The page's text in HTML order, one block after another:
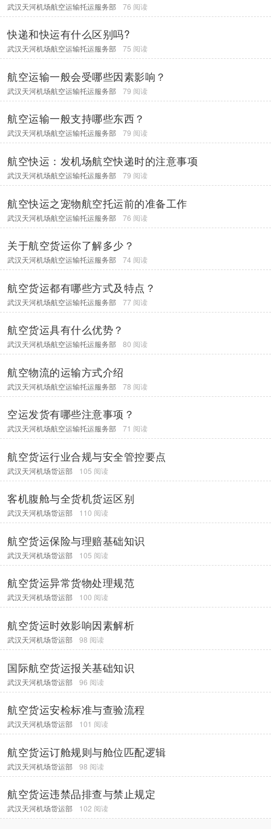
武汉天河机场航空运输托运服务部 76 阅读
快递和快运有什么区别吗?
武汉天河机场航空运输托运服务部 75 阅读
航空运输一般会受哪些因素影响？
武汉天河机场航空运输托运服务部 79 阅读
航空运输一般支持哪些东西？
武汉天河机场航空运输托运服务部 79 阅读
航空快运：发机场航空快递时的注意事项
武汉天河机场航空运输托运服务部 79 阅读
航空快运之宠物航空托运前的准备工作
武汉天河机场航空运输托运服务部 76 阅读
关于航空货运你了解多少？
武汉天河机场航空运输托运服务部 74 阅读
航空货运都有哪些方式及特点？
武汉天河机场航空运输托运服务部 77 阅读
航空货运具有什么优势？
武汉天河机场航空运输托运服务部 80 阅读
航空物流的运输方式介绍
武汉天河机场航空运输托运服务部 78 阅读
空运发货有哪些注意事项？
武汉天河机场航空运输托运服务部 71 阅读
航空货运行业合规与安全管控要点
武汉天河机场货运部 105 阅读
客机腹舱与全货机货运区别
武汉天河机场货运部 110 阅读
航空货运保险与理赔基础知识
武汉天河机场货运部 105 阅读
航空货运异常货物处理规范
武汉天河机场货运部 100 阅读
航空货运时效影响因素解析
武汉天河机场货运部 98 阅读
国际航空货运报关基础知识
武汉天河机场货运部 96 阅读
航空货运安检标准与查验流程
武汉天河机场货运部 101 阅读
航空货运订舱规则与舱位匹配逻辑
武汉天河机场货运部 98 阅读
航空货运违禁品排查与禁止规定
武汉天河机场货运部 102 阅读